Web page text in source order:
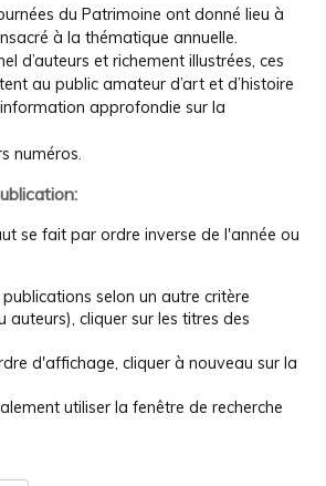
du Patrimoine ont donné lieu à
à la thématique annuelle.
d’auteurs et richement illustrées, ces
au public amateur d’art et d’histoire
approfondie sur la
numéros.
se fait par ordre inverse de l'année ou
selon un autre critère
auteurs), cliquer sur les titres des
d'affichage, cliquer à nouveau sur la
utiliser la fenêtre de recherche